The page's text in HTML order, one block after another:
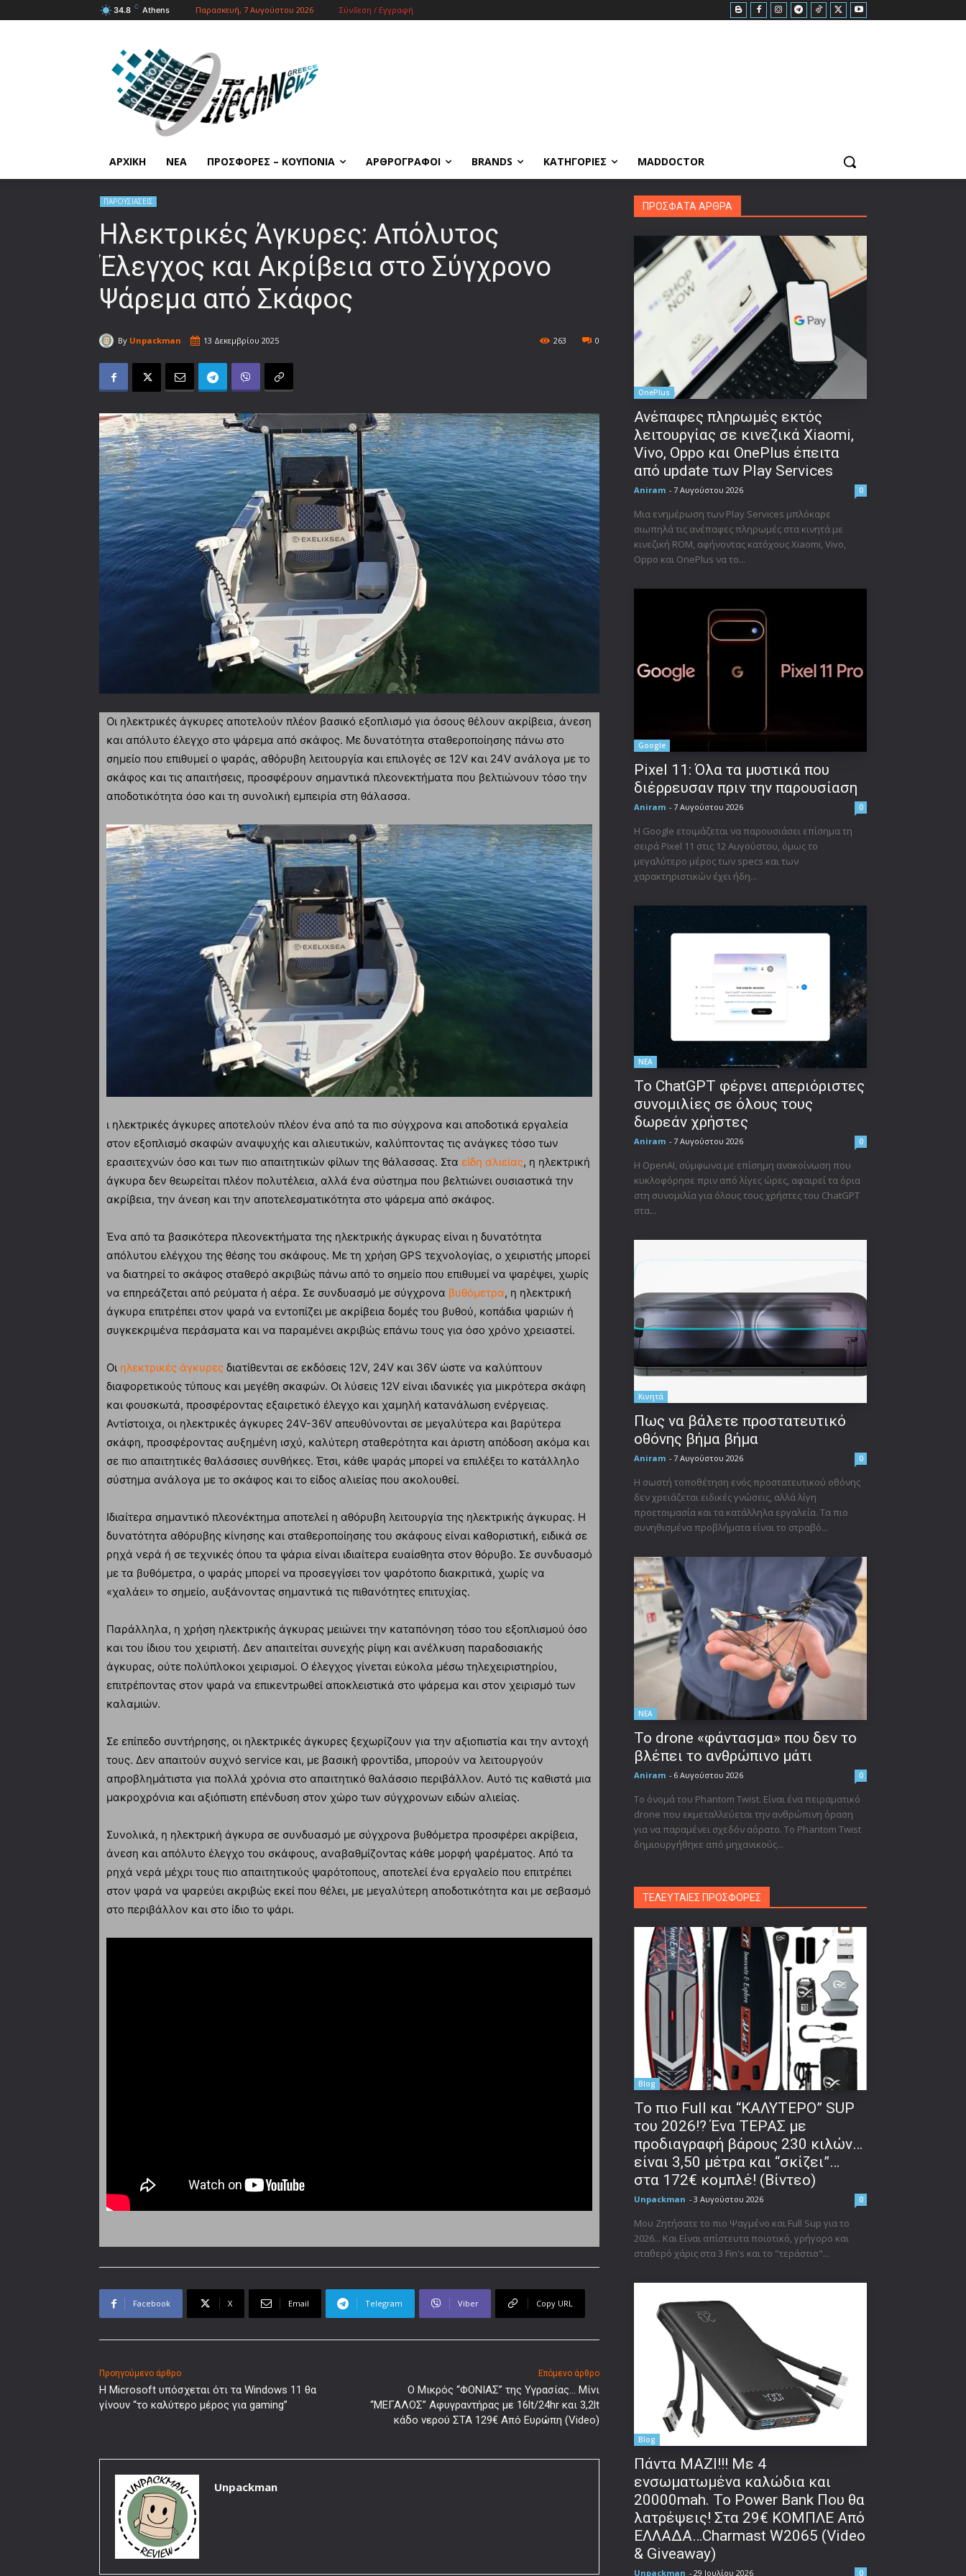
34.8 C Athens Παρασκευή, 7 Αυγούστου 2026 Σύνδεση / Εγγραφή
ΑΡΧΙΚΗ ΝΕΑ ΠΡΟΣΦΟΡΕΣ – ΚΟΥΠΟΝΙΑ ΑΡΘΡΟΓΡΑΦΟΙ BRANDS ΚΑΤΗΓΟΡΙΕΣ MADDOCTOR
ΠΑΡΟΥΣΙΑΣΕΙΣ
Ηλεκτρικές Άγκυρες: Απόλυτος
Έλεγχος και Ακρίβεια στο Σύγχρονο
Ψάρεμα από Σκάφος
By Unpackman 13 Δεκεμβρίου 2025 0
263
Οι ηλεκτρικές άγκυρες αποτελούν πλέον βασικό εξοπλισμό για όσους θέλουν ακρίβεια, άνεση
και απόλυτο έλεγχο στο ψάρεμα από σκάφος. Με δυνατότητα σταθεροποίησης πάνω στο
σημείο που επιθυμεί ο ψαράς, αθόρυβη λειτουργία και επιλογές σε 12V και 24V ανάλογα με το
σκάφος και τις απαιτήσεις, προσφέρουν σημαντικά πλεονεκτήματα που βελτιώνουν τόσο την
αποδοτικότητα όσο και τη συνολική εμπειρία στη θάλασσα.
ι ηλεκτρικές άγκυρες αποτελούν πλέον ένα από τα πιο σύγχρονα και αποδοτικά εργαλεία
στον εξοπλισμό σκαφών αναψυχής και αλιευτικών, καλύπτοντας τις ανάγκες τόσο των
ερασιτεχνών όσο και των πιο απαιτητικών φίλων της θάλασσας. Στα είδη αλιείας, η ηλεκτρική
άγκυρα δεν θεωρείται πλέον πολυτέλεια, αλλά ένα σύστημα που βελτιώνει ουσιαστικά την
ακρίβεια, την άνεση και την αποτελεσματικότητα στο ψάρεμα από σκάφος.
Ένα από τα βασικότερα πλεονεκτήματα της ηλεκτρικής άγκυρας είναι η δυνατότητα
απόλυτου ελέγχου της θέσης του σκάφους. Με τη χρήση GPS τεχνολογίας, ο χειριστής μπορεί
να διατηρεί το σκάφος σταθερό ακριβώς πάνω από το σημείο που επιθυμεί να ψαρέψει, χωρίς
να επηρεάζεται από ρεύματα ή αέρα. Σε συνδυασμό με σύγχρονα βυθόμετρα, η ηλεκτρική
άγκυρα επιτρέπει στον ψαρά να εντοπίζει με ακρίβεια δομές του βυθού, κοπάδια ψαριών ή
συγκεκριμένα περάσματα και να παραμένει ακριβώς επάνω τους για όσο χρόνο χρειαστεί.
Οι ηλεκτρικές άγκυρες διατίθενται σε εκδόσεις 12V, 24V και 36V ώστε να καλύπτουν
διαφορετικούς τύπους και μεγέθη σκαφών. Οι λύσεις 12V είναι ιδανικές για μικρότερα σκάφη
και φουσκωτά, προσφέροντας εξαιρετικό έλεγχο και χαμηλή κατανάλωση ενέργειας.
Αντίστοιχα, οι ηλεκτρικές άγκυρες 24V-36V απευθύνονται σε μεγαλύτερα και βαρύτερα
σκάφη, προσφέροντας αυξημένη ισχύ, καλύτερη σταθερότητα και άριστη απόδοση ακόμα και
σε πιο απαιτητικές θαλάσσιες συνθήκες. Έτσι, κάθε ψαράς μπορεί να επιλέξει το κατάλληλο
σύστημα ανάλογα με το σκάφος και το είδος αλιείας που ακολουθεί.
Ιδιαίτερα σημαντικό πλεονέκτημα αποτελεί η αθόρυβη λειτουργία της ηλεκτρικής άγκυρας. Η
δυνατότητα αθόρυβης κίνησης και σταθεροποίησης του σκάφους είναι καθοριστική, ειδικά σε
ρηχά νερά ή σε τεχνικές όπου τα ψάρια είναι ιδιαίτερα ευαίσθητα στον θόρυβο. Σε συνδυασμό
με τα βυθόμετρα, ο ψαράς μπορεί να προσεγγίσει τον ψαρότοπο διακριτικά, χωρίς να
«χαλάει» το σημείο, αυξάνοντας σημαντικά τις πιθανότητες επιτυχίας.
Παράλληλα, η χρήση ηλεκτρικής άγκυρας μειώνει την καταπόνηση τόσο του εξοπλισμού όσο
και του ίδιου του χειριστή. Δεν απαιτείται συνεχής ρίψη και ανέλκυση παραδοσιακής
άγκυρας, ούτε πολύπλοκοι χειρισμοί. Ο έλεγχος γίνεται εύκολα μέσω τηλεχειριστηρίου,
επιτρέποντας στον ψαρά να επικεντρωθεί αποκλειστικά στο ψάρεμα και στον χειρισμό των
καλαμιών.
Σε επίπεδο συντήρησης, οι ηλεκτρικές άγκυρες ξεχωρίζουν για την αξιοπιστία και την αντοχή
τους. Δεν απαιτούν συχνό service και, με βασική φροντίδα, μπορούν να λειτουργούν
απροβλημάτιστα για πολλά χρόνια στο απαιτητικό θαλάσσιο περιβάλλον. Αυτό τις καθιστά μια
μακροχρόνια και αξιόπιστη επένδυση στον χώρο των σύγχρονων ειδών αλιείας.
Συνολικά, η ηλεκτρική άγκυρα σε συνδυασμό με σύγχρονα βυθόμετρα προσφέρει ακρίβεια,
άνεση και απόλυτο έλεγχο του σκάφους, αναβαθμίζοντας κάθε μορφή ψαρέματος. Από τα
ρηχά νερά μέχρι τους πιο απαιτητικούς ψαρότοπους, αποτελεί ένα εργαλείο που επιτρέπει
στον ψαρά να ψαρεύει ακριβώς εκεί που θέλει, με μεγαλύτερη αποδοτικότητα και με σεβασμό
στο περιβάλλον και στο ίδιο το ψάρι.
Facebook X Email Telegram Viber Copy URL
Προηγούμενο άρθρο
Η Microsoft υπόσχεται ότι τα Windows 11 θα
γίνουν “το καλύτερο μέρος για gaming”
Επόμενο άρθρο
Ο Μικρός “ΦΟΝΙΑΣ” της Υγρασίας… Μίνι
“ΜΕΓΑΛΟΣ” Αφυγραντήρας με 16lt/24hr και 3,2lt
κάδο νερού ΣΤΑ 129€ Από Ευρώπη (Video)
Unpackman
ΠΡΟΣΦΑΤΑ ΑΡΘΡΑ
OnePlus
Ανέπαφες πληρωμές εκτός
λειτουργίας σε κινεζικά Xiaomi,
Vivo, Oppo και OnePlus έπειτα
από update των Play Services
Aniram - 7 Αυγούστου 2026 0
Μια ενημέρωση των Play Services μπλόκαρε
σιωπηλά τις ανέπαφες πληρωμές στα κινητά με
κινεζική ROM, αφήνοντας κατόχους Xiaomi, Vivo,
Oppo και OnePlus να το...
Google
Pixel 11: Όλα τα μυστικά που
διέρρευσαν πριν την παρουσίαση
Aniram - 7 Αυγούστου 2026 0
Η Google ετοιμάζεται να παρουσιάσει επίσημα τη
σειρά Pixel 11 στις 12 Αυγούστου, όμως το
μεγαλύτερο μέρος των specs και των
χαρακτηριστικών έχει ήδη...
ΝΕΑ
Το ChatGPT φέρνει απεριόριστες
συνομιλίες σε όλους τους
δωρεάν χρήστες
Aniram - 7 Αυγούστου 2026 0
Η OpenAI, σύμφωνα με επίσημη ανακοίνωση που
κυκλοφόρησε πριν από λίγες ώρες, αφαιρεί τα όρια
στη συνομιλία για όλους τους χρήστες του ChatGPT
στα...
Κινητά
Πως να βάλετε προστατευτικό
οθόνης βήμα βήμα
Aniram - 7 Αυγούστου 2026 0
Η σωστή τοποθέτηση ενός προστατευτικού οθόνης
δεν χρειάζεται ειδικές γνώσεις, αλλά λίγη
προετοιμασία και τα κατάλληλα εργαλεία. Τα πιο
συνηθισμένα προβλήματα είναι το στραβό...
ΝΕΑ
Το drone «φάντασμα» που δεν το
βλέπει το ανθρώπινο μάτι
Aniram - 6 Αυγούστου 2026 0
Το όνομά του Phantom Twist. Είναι ένα πειραματικό
drone που εκμεταλλεύεται την ανθρώπινη όραση
για να παραμένει σχεδόν αόρατο. Το Phantom Twist
δημιουργήθηκε από μηχανικούς...
ΤΕΛΕΥΤΑΙΕΣ ΠΡΟΣΦΟΡΕΣ
Blog
To πιο Full και “ΚΑΛΥΤΕΡΟ” SUP
του 2026!? Ένα ΤΕΡΑΣ με
προδιαγραφή βάρους 230 κιλών…
είναι 3,50 μέτρα και “σκίζει”…
στα 172€ κομπλέ! (Βίντεο)
Unpackman - 3 Αυγούστου 2026 0
Μου Ζητήσατε το πιο Ψαγμένο και Full Sup για το
2026... Και Είναι απίστευτα ποιοτικό, γρήγορο και
σταθερό χάρις στα 3 Fin's και το "τεράστιο"...
Blog
Πάντα ΜΑΖΙ!!! Με 4
ενσωματωμένα καλώδια και
20000mah. Το Power Bank Που θα
λατρέψεις! Στα 29€ ΚΟΜΠΛΕ Από
ΕΛΛΑΔΑ…Charmast W2065 (Video
& Giveaway)
Unpackman - 29 Ιουλίου 2026 0